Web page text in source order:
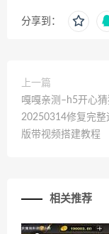
分享到：
上一篇
嘎嘎亲测–h5开心猜
20250314修复完整
版带视频搭建教程
相关推荐